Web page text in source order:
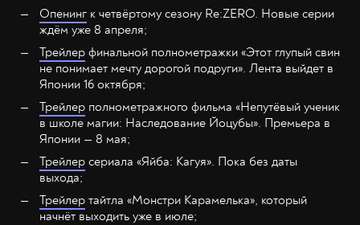
Опенинг к четвёртому сезону Re:ZERO. Новые серии
ждём уже 8 апреля;
Трейлер финальной полнометражки «Этот глупый свин
не понимает мечту дорогой подруги». Лента выйдет в
Японии 16 октября;
Трейлер полнометражного фильма «Непутёвый ученик
в школе магии: Наследование Йоцубы». Премьера в
Японии — 8 мая;
Трейлер сериала «Яйба: Кагуя». Пока без даты
выхода;
Трейлер тайтла «Монстри Карамелька», который
начнёт выходить уже в июле;